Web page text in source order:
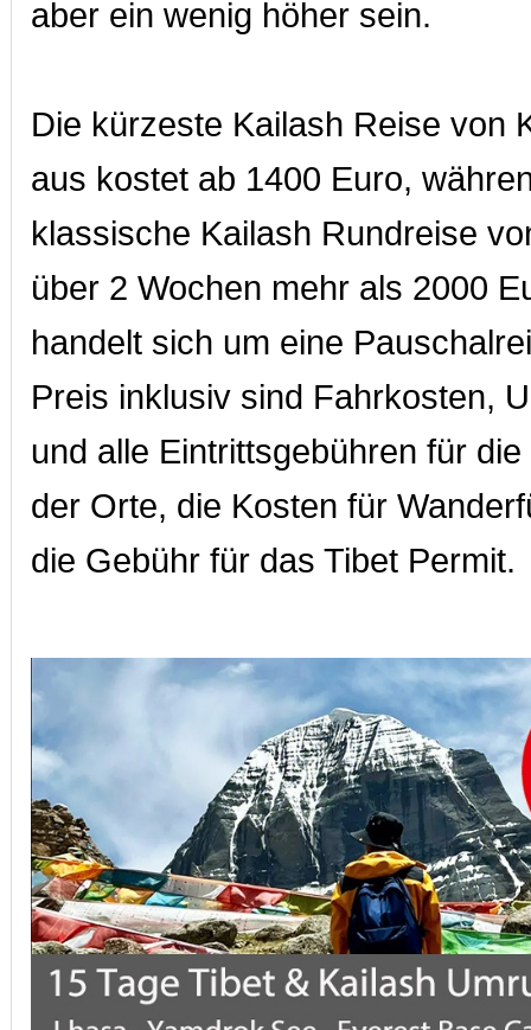
aber ein wenig höher sein.
Die kürzeste Kailash Reise von
aus kostet ab 1400 Euro,
klassische Kailash Rundreise
über 2 Wochen mehr als 2000
handelt sich um eine
Preis inklusiv sind Fahrkosten,
und alle Eintrittsgebühren für
der Orte, die Kosten für
die Gebühr für das Tibet Permit.